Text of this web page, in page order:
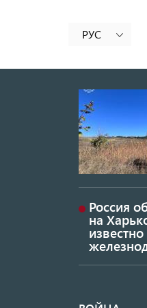
РУС
Россия
на